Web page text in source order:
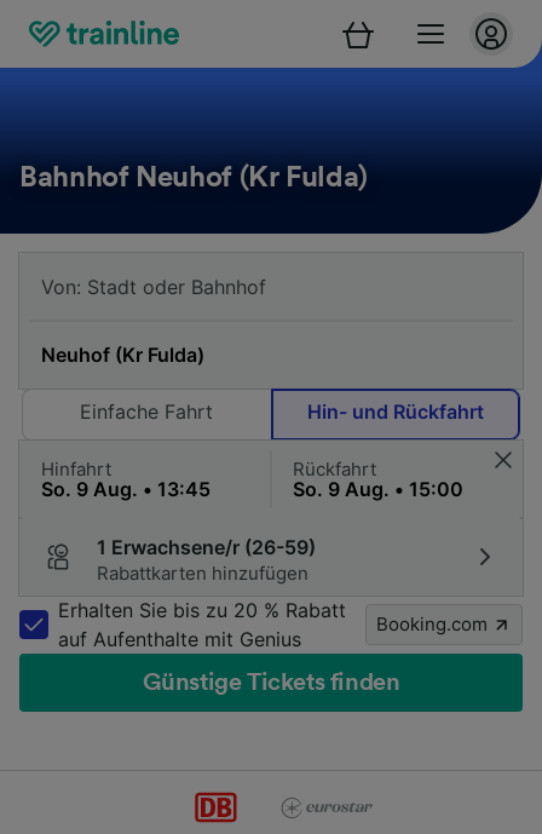
Bahnhof Neuhof (Kr Fulda)
Einfache Fahrt Hin- und Rückfahrt
Hinfahrt Rückfahrt
1 Erwachsene/r (26-59)
Rabattkarten hinzufügen
Erhalten Sie bis zu 20 % Rabatt
auf Aufenthalte mit Genius
Booking.com
Günstige Tickets finden